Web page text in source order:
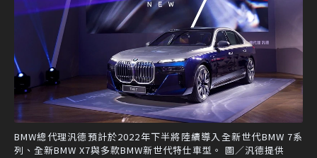
BMW總代理汎德預計於2022年下半將陸續導入全新世代BMW 7系
列、全新BMW X7與多款BMW新世代特仕車型。 圖／汎德提供